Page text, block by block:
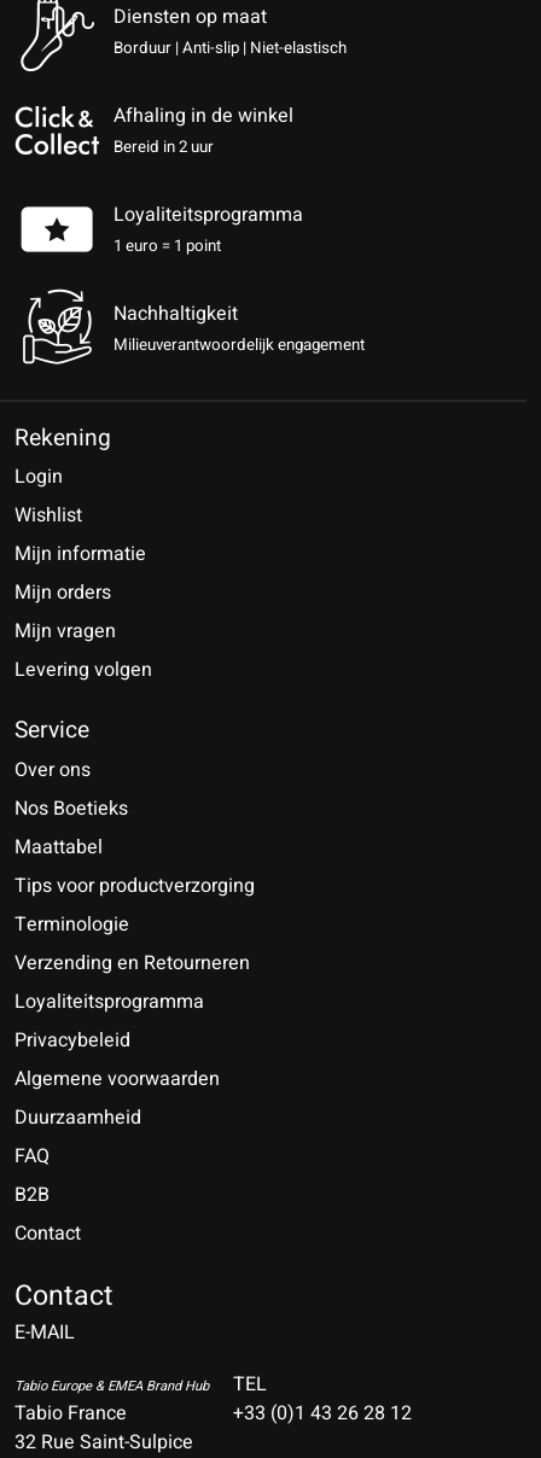
Diensten op maat
Borduur | Anti-slip | Niet-elastisch
Afhaling in de winkel
Bereid in 2 uur
Loyaliteitsprogramma
1 euro = 1 point
Nachhaltigkeit
Milieuverantwoordelijk engagement
Rekening
Login
Wishlist
Mijn informatie
Mijn orders
Mijn vragen
Levering volgen
Service
Over ons
Nos Boetieks
Maattabel
Tips voor productverzorging
Terminologie
Verzending en Retourneren
Loyaliteitsprogramma
Privacybeleid
Algemene voorwaarden
Duurzaamheid
FAQ
B2B
Contact
Contact
E-MAIL
Tabio Europe & EMEA Brand Hub
Tabio France
32 Rue Saint-Sulpice
TEL
+33 (0)1 43 26 28 12
Español